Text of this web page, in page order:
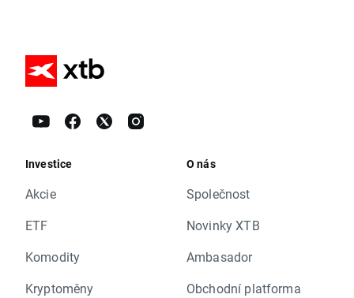
Investice
Akcie
ETF
Komodity
Kryptoměny
O nás
Společnost
Novinky XTB
Ambasador
Obchodní platforma